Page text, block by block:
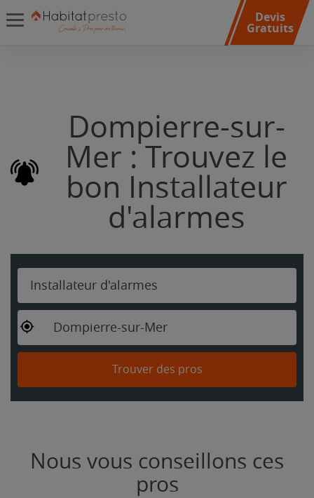
Devis
Gratuits
Dompierre-sur-
Mer : Trouvez le
bon Installateur
d'alarmes
Installateur d'alarmes
Dompierre-sur-Mer
Trouver des pros
Nous vous conseillons ces
pros